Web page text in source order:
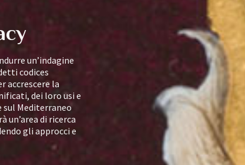
un’indagine
codices
accrescere la
dei loro usi e
sul Mediterraneo
un’area di ricerca
gli approcci e